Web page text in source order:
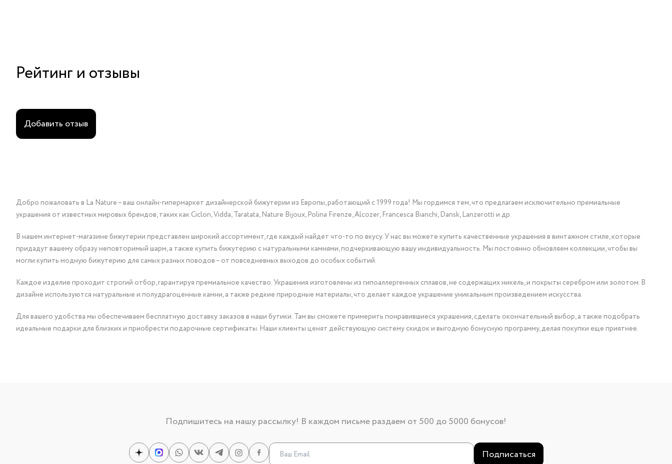
Рейтинг и отзывы
Добавить отзыв
Добро пожаловать в La Nature – ваш онлайн-гипермаркет дизайнерской бижутерии из Европы, работающий с 1999 года! Мы гордимся тем, что предлагаем исключительно премиальные
украшения от известных мировых брендов, таких как Ciclon, Vidda, Taratata, Nature Bijoux, Polina Firenze, Alcozer, Francesca Bianchi, Dansk, Lanzerotti и др.
В нашем интернет-магазине бижутерии представлен широкий ассортимент, где каждый найдет что-то по вкусу. У нас вы можете купить качественные украшения в винтажном стиле, которые
придадут вашему образу неповторимый шарм, а также купить бижутерию с натуральными камнями, подчеркивающую вашу индивидуальность. Мы постоянно обновляем коллекции, чтобы вы
могли купить модную бижутерию для самых разных поводов – от повседневных выходов до особых событий.
Каждое изделие проходит строгий отбор, гарантируя премиальное качество. Украшения изготовлены из гипоаллергенных сплавов, не содержащих никель, и покрыты серебром или золотом. В
дизайне используются натуральные и полудрагоценные камни, а также редкие природные материалы, что делает каждое украшение уникальным произведением искусства.
Для вашего удобства мы обеспечиваем бесплатную доставку заказов в наши бутики. Там вы сможете примерить понравившиеся украшения, сделать окончательный выбор, а также подобрать
идеальные подарки для близких и приобрести подарочные сертификаты. Наши клиенты ценят действующую систему скидок и выгодную бонусную программу, делая покупки еще приятнее.
Подпишитесь на нашу рассылку! В каждом письме раздаем от 500 до 5000 бонусов!
Подписаться